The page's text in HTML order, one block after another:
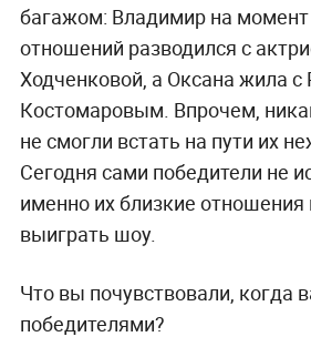
багажом: Владимир на момент
отношений разводился с
Ходченковой, а Оксана жила с
Костомаровым. Впрочем,
не смогли встать на пути их
Сегодня сами победители не
именно их близкие
выиграть шоу.
Что вы почувствовали, когда
победителями?